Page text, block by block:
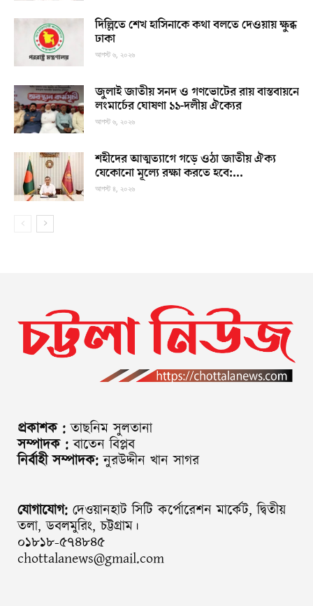
দিল্লিতে শেখ হাসিনাকে কথা বলতে দেওয়ায় ক্ষুব্ধ
ঢাকা
আগস্ট ৬, ২০২৬
জুলাই জাতীয় সনদ ও গণভোটের রায় বাস্তবায়নে
লংমার্চের ঘোষণা ১১-দলীয় ঐক্যের
আগস্ট ৬, ২০২৬
শহীদের আত্মত্যাগে গড়ে ওঠা জাতীয় ঐক্য
যেকোনো মূল্যে রক্ষা করতে হবে:...
আগস্ট ৪, ২০২৬
প্রকাশক : তাছনিম সুলতানা
সম্পাদক : বাতেন বিপ্লব
নির্বাহী সম্পাদক: নুরউদ্দীন খান সাগর
যোগাযোগ: দেওয়ানহাট সিটি কর্পোরেশন মার্কেট, দ্বিতীয়
তলা, ডবলমুরিং, চট্টগ্রাম।
০১৮১৮-৫৭৪৮৪৫
chottalanews@gmail.com